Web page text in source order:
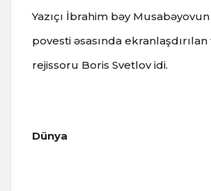
Yazıçı İbrahim bəy
povesti əsasında
rejissoru Boris Svetlov idi.
Dünya